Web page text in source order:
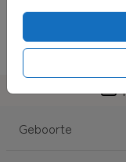
Geboorte